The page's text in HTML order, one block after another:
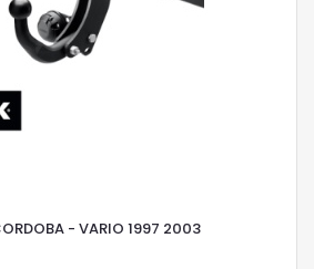
- VARIO 1997 2003